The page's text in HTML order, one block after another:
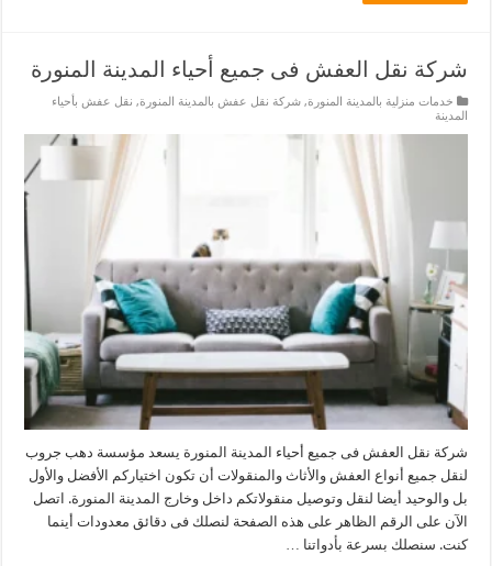
شركة نقل العفش فى جميع أحياء المدينة المنورة
خدمات منزلية بالمدينة المنورة,شركة نقل عفش بالمدينة المنورة, نقل عفش بأحياء
المدينة
شركة نقل العفش فى جميع أحياء المدينة المنورة يسعد مؤسسة دهب جروب
لنقل جميع أنواع العفش والأثاث والمنقولات أن تكون اختياركم الأفضل والأول
بل والوحيد أيضا لنقل وتوصيل منقولاتكم داخل وخارج المدينة المنورة. اتصل
الآن على الرقم الظاهر على هذه الصفحة لنصلك فى دقائق معدودات أينما
كنت. سنصلك بسرعة بأدواتنا …